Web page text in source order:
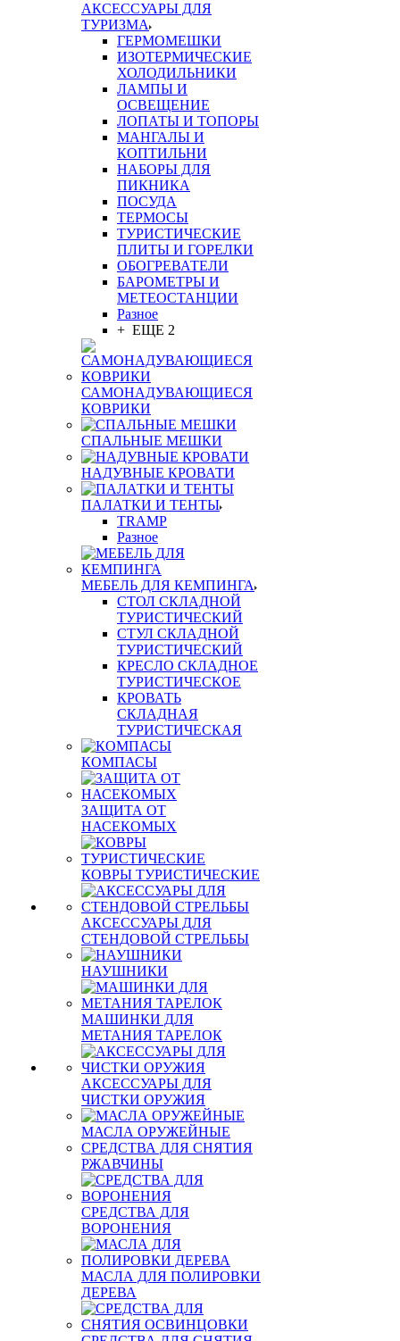
АКСЕССУАРЫ ДЛЯ
ТУРИЗМА
ГЕРМОМЕШКИ
ИЗОТЕРМИЧЕСКИЕ
ХОЛОДИЛЬНИКИ
ЛАМПЫ И
ОСВЕЩЕНИЕ
ЛОПАТЫ И ТОПОРЫ
МАНГАЛЫ И
КОПТИЛЬНИ
НАБОРЫ ДЛЯ
ПИКНИКА
ПОСУДА
ТЕРМОСЫ
ТУРИСТИЧЕСКИЕ
ПЛИТЫ И ГОРЕЛКИ
ОБОГРЕВАТЕЛИ
БАРОМЕТРЫ И
МЕТЕОСТАНЦИИ
Разное
+ ЕЩЕ 2
САМОНАДУВАЮЩИЕСЯ
КОВРИКИ
СПАЛЬНЫЕ МЕШКИ
НАДУВНЫЕ КРОВАТИ
ПАЛАТКИ И ТЕНТЫ
TRAMP
Разное
МЕБЕЛЬ ДЛЯ КЕМПИНГА
СТОЛ СКЛАДНОЙ
ТУРИСТИЧЕСКИЙ
СТУЛ СКЛАДНОЙ
ТУРИСТИЧЕСКИЙ
КРЕСЛО СКЛАДНОЕ
ТУРИСТИЧЕСКОЕ
КРОВАТЬ
СКЛАДНАЯ
ТУРИСТИЧЕСКАЯ
КОМПАСЫ
ЗАЩИТА ОТ
НАСЕКОМЫХ
КОВРЫ ТУРИСТИЧЕСКИЕ
АКСЕССУАРЫ ДЛЯ
СТЕНДОВОЙ СТРЕЛЬБЫ
НАУШНИКИ
МАШИНКИ ДЛЯ
МЕТАНИЯ ТАРЕЛОК
АКСЕССУАРЫ ДЛЯ
ЧИСТКИ ОРУЖИЯ
МАСЛА ОРУЖЕЙНЫЕ
СРЕДСТВА ДЛЯ СНЯТИЯ
РЖАВЧИНЫ
СРЕДСТВА ДЛЯ
ВОРОНЕНИЯ
МАСЛА ДЛЯ ПОЛИРОВКИ
ДЕРЕВА